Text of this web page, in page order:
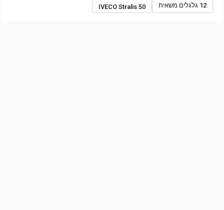
12 גלגלים משאית IVECO Stralis 50